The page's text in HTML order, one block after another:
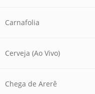
Carnafolia
Cerveja (Ao Vivo)
Chega de Arerê